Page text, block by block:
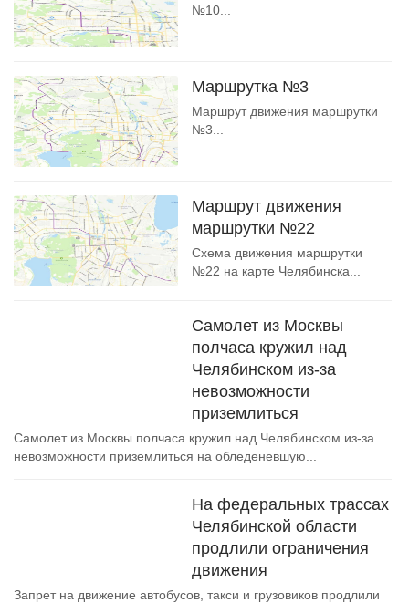
№10...
Маршрутка №3
Маршрут движения маршрутки
№3...
Маршрут движения
маршрутки №22
Схема движения маршрутки
№22 на карте Челябинска...
Самолет из Москвы
полчаса кружил над
Челябинском из-за
невозможности
приземлиться
Самолет из Москвы полчаса кружил над Челябинском из-за
невозможности приземлиться на обледеневшую...
На федеральных трассах
Челябинской области
продлили ограничения
движения
Запрет на движение автобусов, такси и грузовиков продлили